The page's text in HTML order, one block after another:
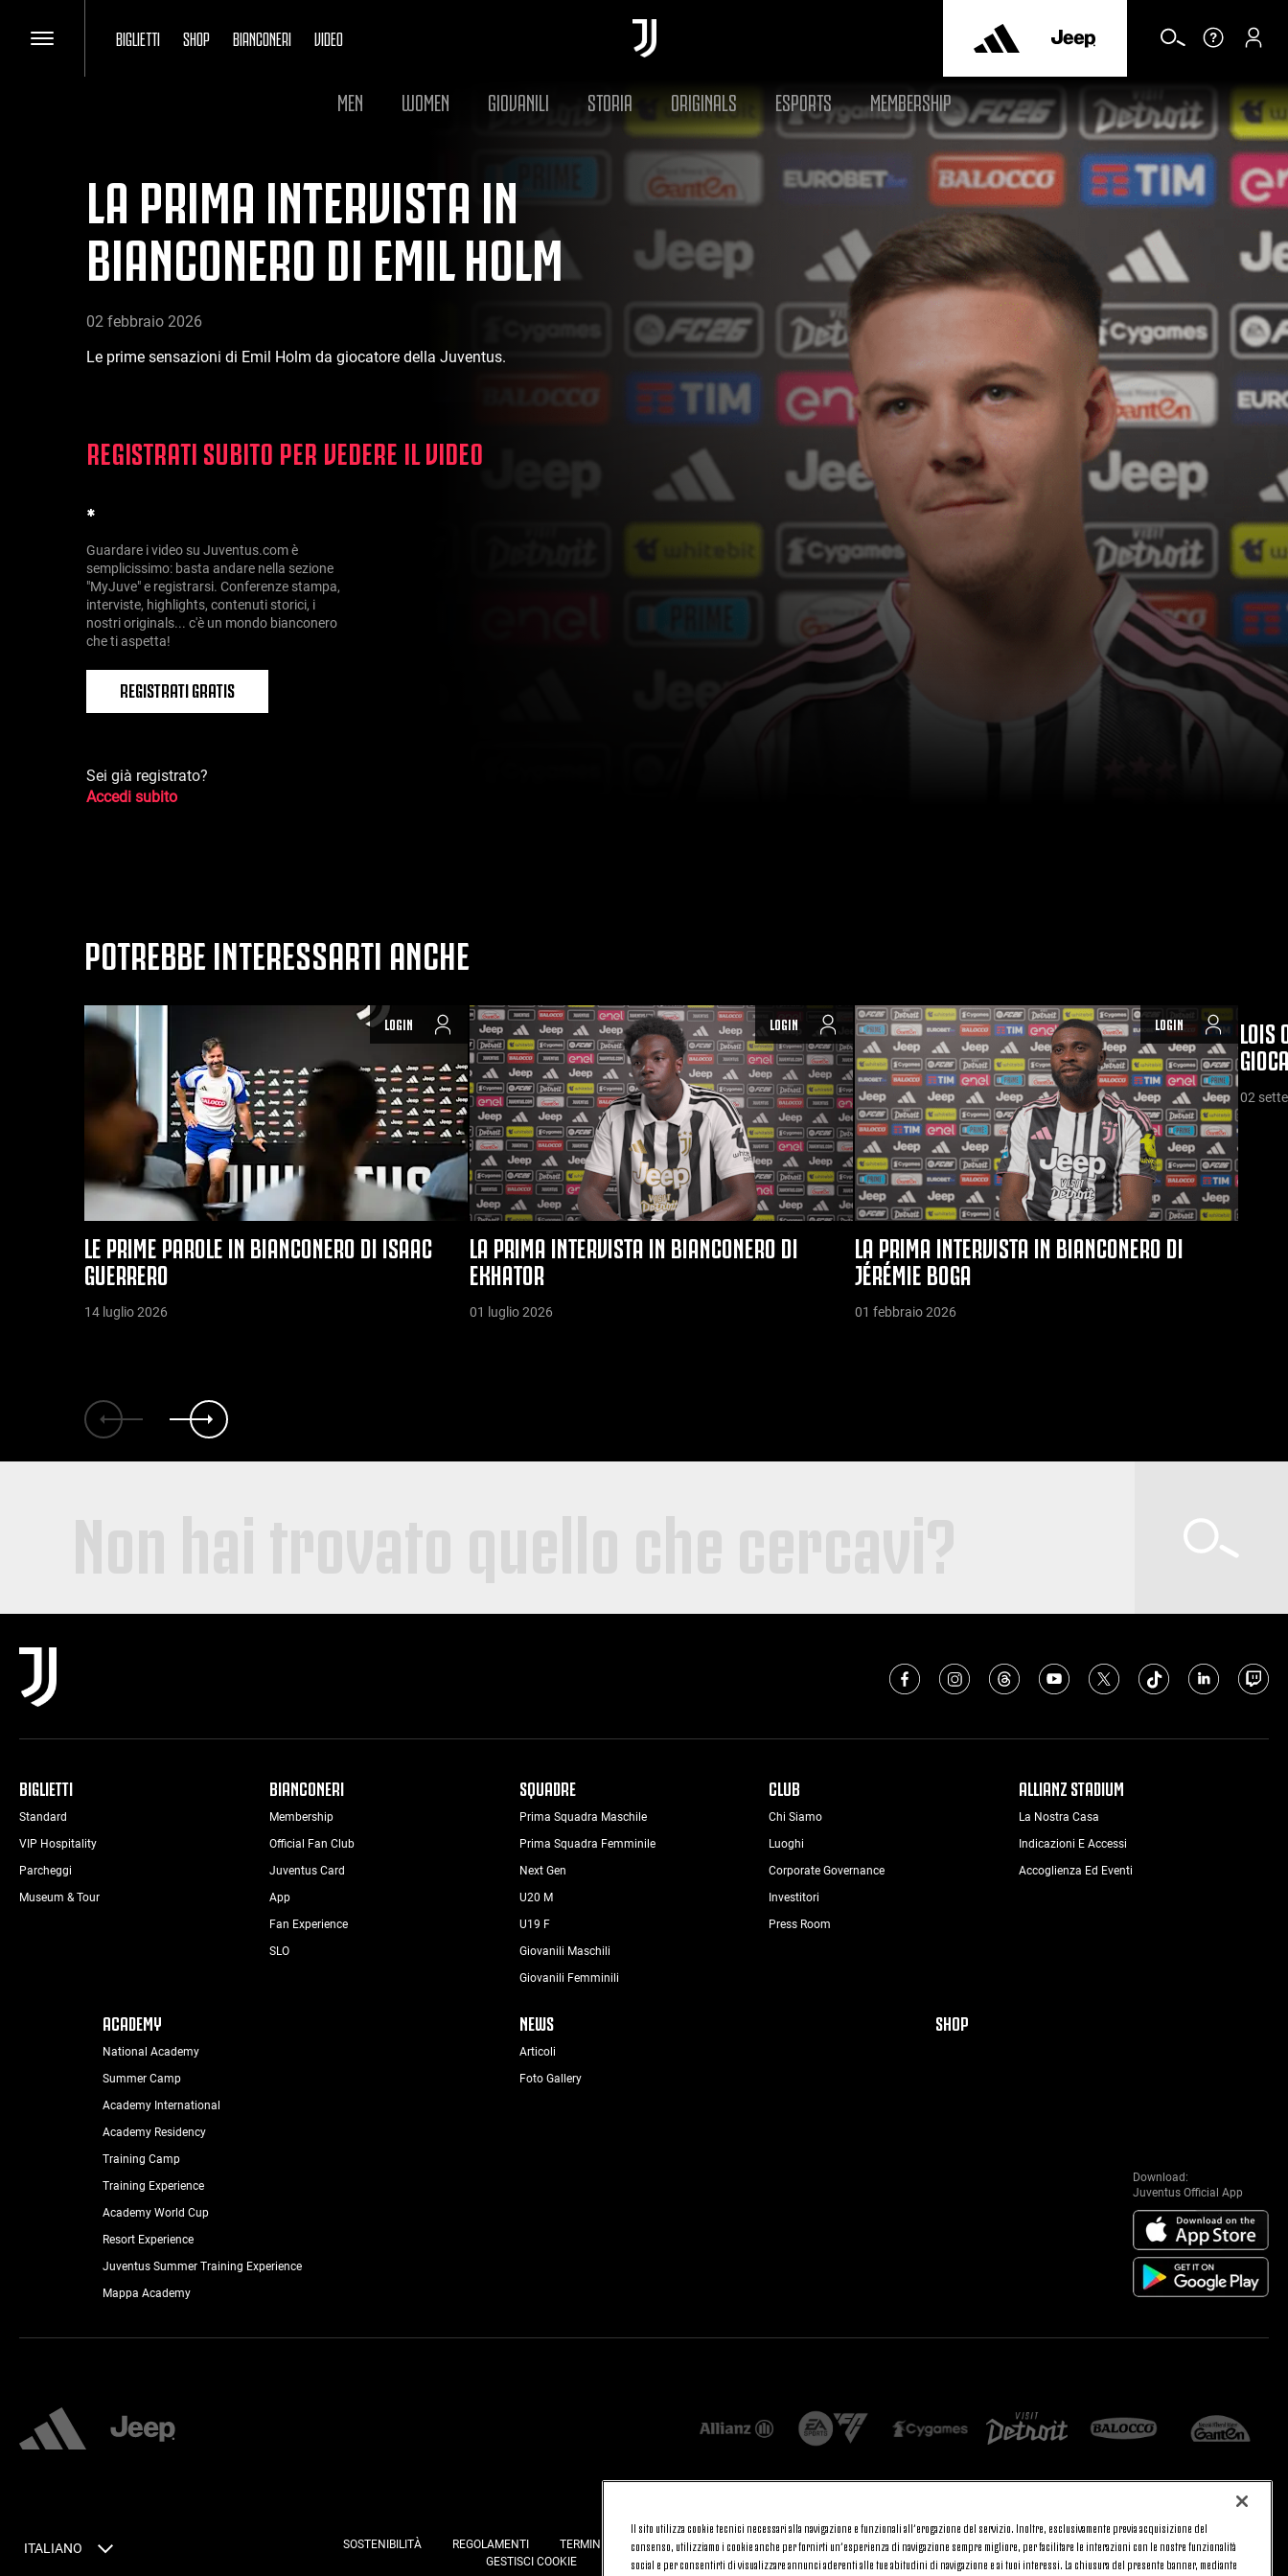
BIGLIETTI SHOP BIANCONERI VIDEO
MEN WOMEN GIOVANILI STORIA ORIGINALS ESPORTS MEMBERSHIP
LA PRIMA INTERVISTA IN
BIANCONERO DI EMIL HOLM
02 febbraio 2026
Le prime sensazioni di Emil Holm da giocatore della Juventus.
REGISTRATI SUBITO PER VEDERE IL VIDEO
*
Guardare i video su Juventus.com è
semplicissimo: basta andare nella sezione
"MyJuve" e registrarsi. Conferenze stampa,
interviste, highlights, contenuti storici, i
nostri originals... c'è un mondo bianconero
che ti aspetta!
REGISTRATI GRATIS
Sei già registrato?
Accedi subito
POTREBBE INTERESSARTI ANCHE
LOGIN
LE PRIME PAROLE IN BIANCONERO DI ISAAC
GUERRERO
14 luglio 2026
LOGIN
LA PRIMA INTERVISTA IN BIANCONERO DI
EKHATOR
01 luglio 2026
LOGIN
LA PRIMA INTERVISTA IN BIANCONERO DI
JÉRÉMIE BOGA
01 febbraio 2026
LOIS
02
BIGLIETTI
Standard
VIP Hospitality
Parcheggi
Museum & Tour
BIANCONERI
Membership
Official Fan Club
Juventus Card
App
Fan Experience
SLO
SQUADRE
Prima Squadra Maschile
Prima Squadra Femminile
Next Gen
U20 M
U19 F
Giovanili Maschili
Giovanili Femminili
CLUB
Chi Siamo
Luoghi
Corporate Governance
Investitori
Press Room
ALLIANZ STADIUM
La Nostra Casa
Indicazioni E Accessi
Accoglienza Ed Eventi
ACADEMY
National Academy
Summer Camp
Academy International
Academy Residency
Training Camp
Training Experience
Academy World Cup
Resort Experience
Juventus Summer Training Experience
Mappa Academy
NEWS
Articoli
Foto Gallery
SHOP
Download:
Juventus Official App
ITALIANO SOSTENIBILITÀ REGOLAMENTI TERMINI E CONDIZIONI FATTURAZIONE ELETTRONICA
PRIVACY
GESTISCI COOKIE
JOIN US CONTATTACI FAQ
TORNA SU
Il sito utilizza cookie tecnici necessari alla navigazione e funzionali all’erogazione del servizio. Inoltre, esclusivamente previa acquisizione del
consenso, utilizziamo i cookie anche per fornirti un’esperienza di navigazione sempre migliore, per facilitare le interazioni con le nostre funzionalità
social e per consentirti di visualizzare annunci aderenti alle tue abitudini di navigazione e ai tuoi interessi. La chiusura del presente banner, mediante